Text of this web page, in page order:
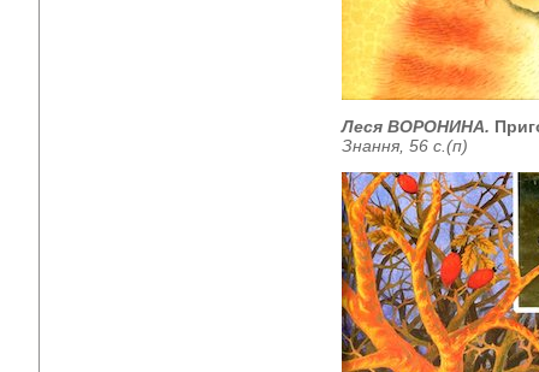
Леся ВОРОНИНА.
Знання, 56 с.(п)